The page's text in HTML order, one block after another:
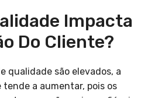
Impacta
Do Cliente?
qualidade são elevados, a
a aumentar, pois os